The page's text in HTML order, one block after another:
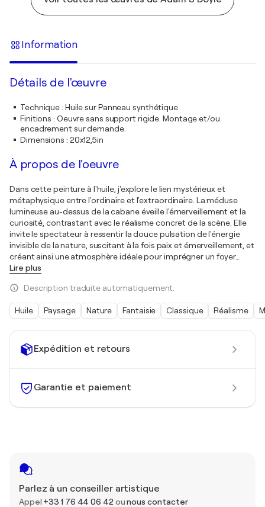
Expédition et retours
Garantie et paiement
Parlez à un conseiller artistique
Appel +33 1 76 44 06 42 ounous contacter
Information
Détails de l'œuvre
Technique: Huile sur Panneau synthétique
Finitions : Oeuvre sans support rigide. Montage et/ou
encadrement sur demande.
Dimensions : 20x12,5in
À propos de l'oeuvre
Dans cette peinture à l'huile, j'explore le lien mystérieux et
métaphysique entre l'ordinaire et l'extraordinaire. La méduse
lumineuse au-dessus de la cabane éveille l'émerveillement et la
curiosité, contrastant avec le réalisme concret de la scène. Elle
invite le spectateur à ressentir la douce pulsation de l'énergie
invisible de la nature, suscitant à la fois paix et émerveillement, et
créant ainsi une atmosphère idéale pour imprégner un foyer…
Lire plus
Description traduite automatiquement.
Huile Paysage Nature Fantaisie Classique Réalisme